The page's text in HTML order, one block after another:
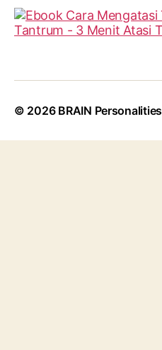
© 2026 BRAIN Personalities